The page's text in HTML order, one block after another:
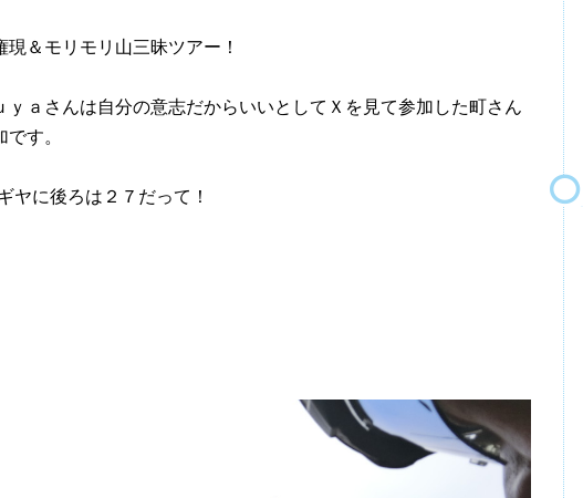
＆モリモリ山三昧ツアー！
ａさんは自分の意志だからいいとしてＸを見て参加した町さん
す。
に後ろは２７だって！